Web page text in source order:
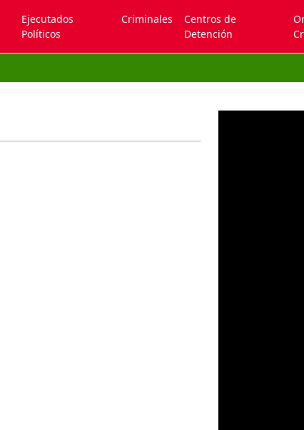
Ejecutados
Políticos
Criminales
Centros de
Detención